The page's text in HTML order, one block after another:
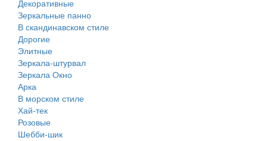
Декоративные
Зеркальные панно
В скандинавском стиле
Дорогие
Элитные
Зеркала-штурвал
Зеркала Окно
Арка
В морском стиле
Хай-тек
Розовые
Шебби-шик